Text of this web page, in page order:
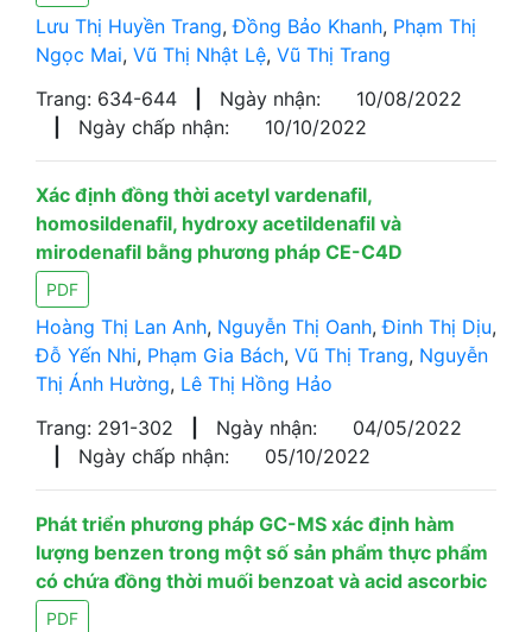
Lưu Thị Huyền Trang,Đồng Bảo Khanh, Phạm Thị
Ngọc Mai, Vũ Thị Nhật Lệ, Vũ Thị Trang
Trang: 634-644
Ngày nhận:
10/08/2022
Ngày chấp nhận: 10/10/2022
Xác định đồng thời acetyl vardenafil,
homosildenafil, hydroxy acetildenafil và
mirodenafil bằng phương pháp CE-C4D
PDF
Hoàng Thị Lan Anh, Nguyễn Thị Oanh,Đinh Thị Dịu,
Đỗ Yến Nhi, Phạm Gia Bách, Vũ Thị Trang, Nguyễn
Thị Ánh Hường, Lê Thị Hồng Hảo
Trang: 291-302
Ngày nhận:
04/05/2022
Ngày chấp nhận: 05/10/2022
Phát triển phương pháp GC-MS xác định hàm
lượng benzen trong một số sản phẩm thực phẩm
có chứa đồng thời muối benzoat và acid ascorbic
PDF